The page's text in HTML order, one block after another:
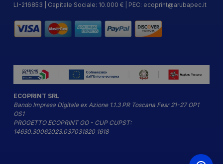
LI-216853 | Capitale Sociale: 10.000 € | PEC: ecoprint@arubapec.it
ECOPRINT SRL
Bando Impresa Digitale ex Azione 1.1.3 PR Toscana Fesr 21-27 OP1
OS1
PROGETTO ECOPRINT GO - CUP CUPST:
14630.30062023.037031820_1618